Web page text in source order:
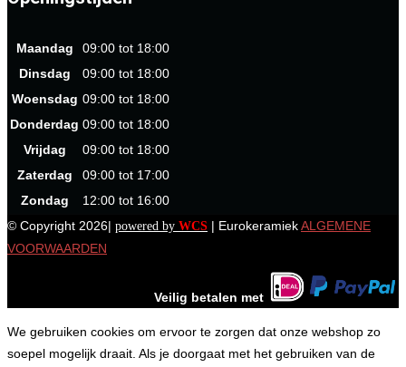
Maandag
09:00 tot 18:00
Dinsdag
09:00 tot 18:00
Woensdag 09:00 tot 18:00
Donderdag 09:00 tot 18:00
Vrijdag
09:00 tot 18:00
Zaterdag
09:00 tot 17:00
Zondag
12:00 tot 16:00
© Copyright 2026| powered by WCS | EurokeramiekALGEMENE
VOORWAARDEN
Veilig betalen met
We gebruiken cookies om ervoor te zorgen dat onze webshop zo
soepel mogelijk draait. Als je doorgaat met het gebruiken van de